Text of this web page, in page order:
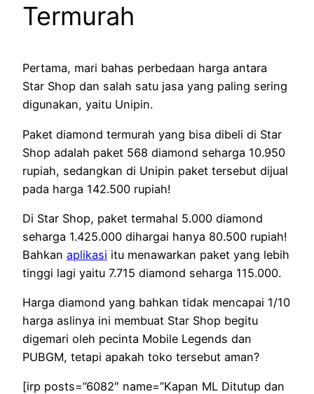
Termurah
Pertama, mari bahas perbedaan harga antara
Star Shop dan salah satu jasa yang paling sering
digunakan, yaitu Unipin.
Paket diamond termurah yang bisa dibeli di Star
Shop adalah paket 568 diamond seharga 10.950
rupiah, sedangkan di Unipin paket tersebut dijual
pada harga 142.500 rupiah!
Di Star Shop, paket termahal 5.000 diamond
seharga 1.425.000 dihargai hanya 80.500 rupiah!
Bahkan aplikasi itu menawarkan paket yang lebih
tinggi lagi yaitu 7.715 diamond seharga 115.000.
Harga diamond yang bahkan tidak mencapai 1/10
harga aslinya ini membuat Star Shop begitu
digemari oleh pecinta Mobile Legends dan
PUBGM, tetapi apakah toko tersebut aman?
[irp posts=”6082″ name=”Kapan ML Ditutup dan